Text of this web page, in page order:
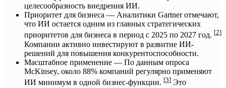
целесообразность внедрения ИИ.
Приоритет для бизнеса — Аналитики Gartner отмечают,
что ИИ остается одним из главных стратегических
приоритетов для бизнеса в период с 2025 по 2027 год. [2]
Компании активно инвестируют в развитие ИИ-
решений для повышения конкурентоспособности.
Масштабное применение — По данным опроса
McKinsey, около 88% компаний регулярно применяют
ИИ минимум в одной бизнес-функции. [3] Это